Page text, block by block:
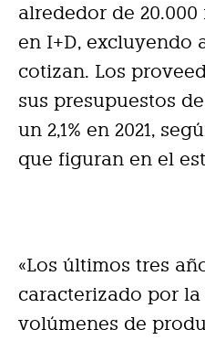
alrededor de
en I+D, excluyendo
cotizan. Los
sus presupuestos
un 2,1% en 2021,
que figuran en el
«Los últimos tres
caracterizado por
volúmenes de